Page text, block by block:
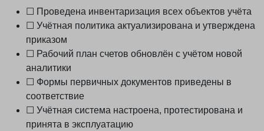
☐ Проведена инвентаризация всех объектов учёта
☐ Учётная политика актуализирована и утверждена
приказом
☐ Рабочий план счетов обновлён с учётом новой
аналитики
☐ Формы первичных документов приведены в
соответствие
☐ Учётная система настроена, протестирована и
принята в эксплуатацию